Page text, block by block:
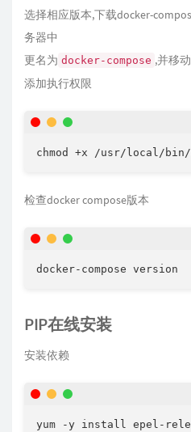
选择相应版本,下载docker-
务器中
更名为 docker-compose ,并移
添加执行权限
chmod +x /usr/local/bin/
检查docker compose版本
docker-compose version
PIP在线安装
安装依赖
yum -y install epel-